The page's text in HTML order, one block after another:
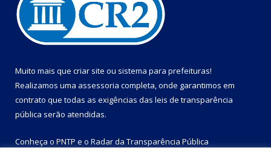
Muito mais que criar site ou sistema para prefeituras!
Realizamos uma assessoria completa, onde garantimos em
contrato que todas as exigências das leis de transparência
pública serão atendidas.
Conheça o PNTP e o Radar da Transparência Pública